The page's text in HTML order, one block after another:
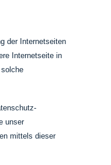
der Internetseiten
Internetseite in
unser
mittels dieser